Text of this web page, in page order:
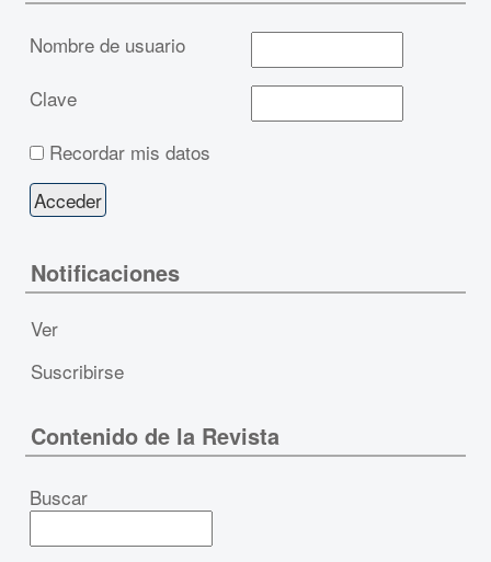
Nombre de usuario
Clave
Recordar mis datos
Notificaciones
Ver
Suscribirse
Contenido de la Revista
Buscar